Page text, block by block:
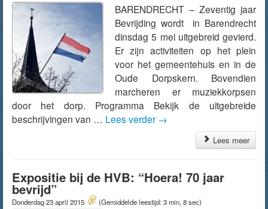
BARENDRECHT – Zeventig jaar
Bevrijding wordt in Barendrecht
dinsdag 5 mei uitgebreid gevierd.
Er zijn activiteiten op het plein
voor het gemeentehuis en in de
Oude Dorpskern. Bovendien
marcheren er muziekkorpsen
door het dorp. Programma Bekijk de uitgebreide
beschrijvingen van … Lees verder →
Lees meer
Expositie bij de HVB: “Hoera! 70 jaar
bevrijd”
Donderdag 23 april 2015 (Gemiddelde leestijd: 3 min, 8 sec)